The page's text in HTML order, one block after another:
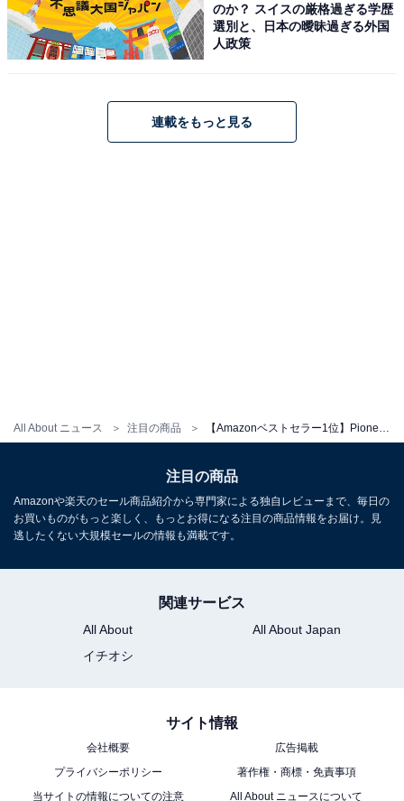
All About ニュース 注目の商品
Pioneer スピーカー TS-WX010A 17cm×8cm パワードサ
Pioneer「MVH-5600」
Pioneer カーオーディオ MVH-5600 1D メカレス
Amazonで見る
Pioneer「TQ-FG3000」
のか？ スイスの厳格過ぎる学歴
選別と、日本の曖昧過ぎる外国
人政策
連載をもっと見る
注目の商品
Amazonや楽天のセール商品紹介から専門家による独自レビューまで、毎日の
お買いものがもっと楽しく、もっとお得になる注目の商品情報をお届け。見
逃したくない大規模セールの情報も満載です。
関連サービス
All About
All About Japan
イチオシ
サイト情報
会社概要
広告掲載
プライバシーポリシー
著作権・商標・免責事項
当サイトの情報についての注意
All About ニュースについて